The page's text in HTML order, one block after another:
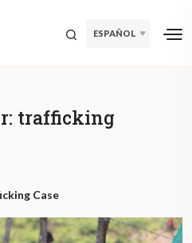
ESPAÑOL
trafficking
Case